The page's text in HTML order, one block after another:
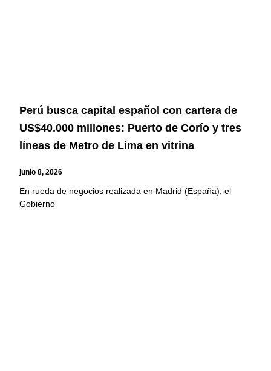
Perú busca capital español con cartera de
US$40.000 millones: Puerto de Corío y tres
líneas de Metro de Lima en vitrina
junio 8, 2026
En rueda de negocios realizada en Madrid (España), el
Gobierno